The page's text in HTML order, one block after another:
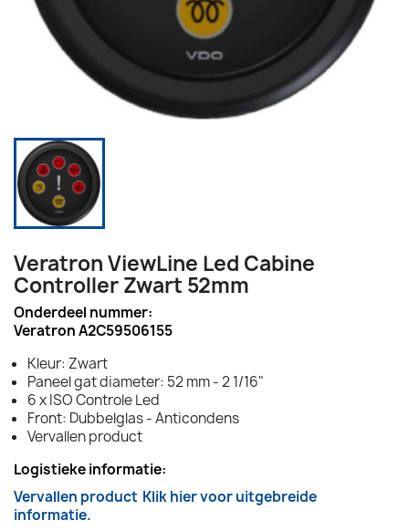
Veratron ViewLine Led Cabine
Controller Zwart 52mm
Onderdeel nummer:
Veratron A2C59506155
Kleur: Zwart
Paneel gat diameter: 52 mm - 2 1/16"
6 x ISO Controle Led
Front: Dubbelglas - Anticondens
Vervallen product
Logistieke informatie:
Vervallen product Klik hier voor uitgebreide
informatie.